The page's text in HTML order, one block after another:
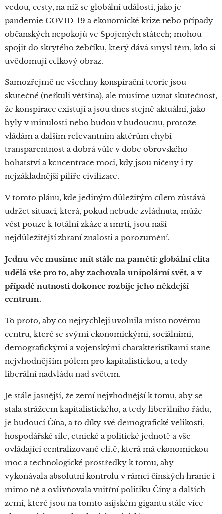
vedou, cesty, na níž se globální události, jako je
pandemie COVID-19 a ekonomické krize nebo případy
občanských nepokojů ve Spojených státech; mohou
spojit do skrytého žebříku, který dává smysl těm, kdo si
uvědomují celkový obraz.
Samozřejmě ne všechny konspirační teorie jsou
skutečné (neřkuli většina), ale musíme uznat skutečnost,
že konspirace existují a jsou dnes stejně aktuální, jako
byly v minulosti nebo budou v budoucnu, protože
vládám a dalším relevantním aktérům chybí
transparentnost a dobrá vůle v době obrovského
bohatství a koncentrace moci, kdy jsou ničeny i ty
nejzákladnější pilíře civilizace.
V tomto plánu, kde jediným důležitým cílem zůstává
udržet situaci, která, pokud nebude zvládnuta, může
vést pouze k totální zkáze a smrti, jsou naší
nejdůležitější zbraní znalosti a porozumění.
Jednu věc musíme mít stále na paměti: globální elita
udělá vše pro to, aby zachovala unipolární svět, a v
případě nutnosti dokonce rozbije jeho někdejší
centrum.
To proto, aby co nejrychleji uvolnila místo novému
centru, které se svými ekonomickými, sociálními,
demografickými a vojenskými charakteristikami stane
nejvhodnějším pólem pro kapitalistickou, a tedy
liberální nadvládu nad světem.
Je stále jasnější, že zemí nejvhodnější k tomu, aby se
stala strážcem kapitalistického, a tedy liberálního řádu,
je budoucí Čína, a to díky své demografické velikosti,
hospodářské síle, etnické a politické jednotě a vše
ovládající centralizované elitě, která má ekonomickou
moc a technologické prostředky k tomu, aby
vykonávala absolutní kontrolu v rámci čínských hranic i
mimo ně a ovlivňovala vnitřní politiku Číny a dalších
zemí, které jsou na tomto asijském gigantu stále více